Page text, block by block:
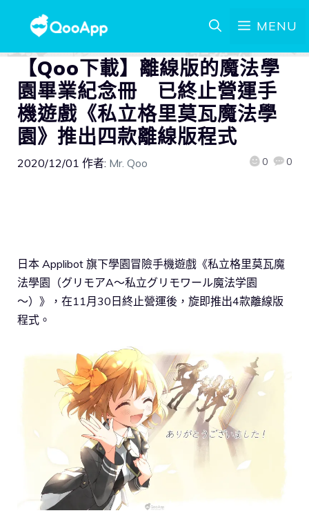
MENU
【Qoo下載】離線版的魔法學
園畢業紀念冊 已終止營運手
機遊戲《私立格里莫瓦魔法學
園》推出四款離線版程式
2020/12/01 作者: Mr. Qoo 0 0
日本 Applibot 旗下學園冒險手機遊戲《私立格里莫瓦魔
法學園（グリモアA～私立グリモワール魔法学園
～）》，在11月30日終止營運後，旋即推出4款離線版
程式。